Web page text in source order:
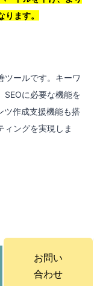
ます。
ツールです。キーワ
SEOに必要な機能を
ツ作成支援機能も搭
ィングを実現しま
お問い
合わせ